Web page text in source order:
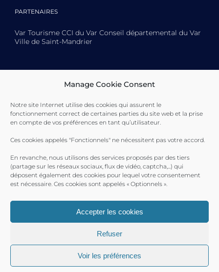
Manage Cookie Consent
Notre site Internet utilise des cookies qui assurent le
fonctionnement correct de certaines parties du site web et la prise
en compte de vos préférences en tant qu’utilisateur.
Ces cookies appelés "Fonctionnels" ne nécessitent pas votre accord.
En revanche, nous utilisons des services proposés par des tiers
(partage sur les réseaux sociaux, flux de vidéo, captcha,...) qui
déposent également des cookies pour lequel votre consentement
est nécessaire. Ces cookies sont appelés « Optionnels ».
Accepter les cookies
Refuser
Voir les préférences
PARTENAIRES
Var Tourisme CCI du Var Conseil départemental du Var
Ville de Saint-Mandrier
La Seyne-sur-Mer Ville de Saint-Mandrier
Ports Toulon Provence Méditerranée 2017 © |